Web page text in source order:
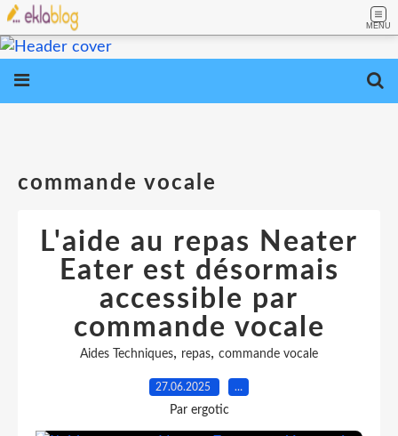
MENU
commande vocale
L'aide au repas Neater
Eater est désormais
accessible par
commande vocale
Aides Techniques, repas, commande vocale
27.06.2025 …
Par ergotic